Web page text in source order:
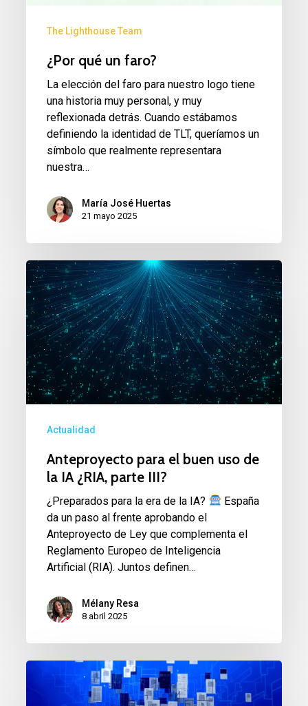
The Lighthouse Team
¿Por qué un faro?
La elección del faro para nuestro logo tiene
una historia muy personal, y muy
reflexionada detrás. Cuando estábamos
definiendo la identidad de TLT, queríamos un
símbolo que realmente representara
nuestra…
María José Huertas
21 mayo 2025
Anteproyecto
para
el
buen
uso
de
la
parte
Actualidad
Anteproyecto para el buen uso de
la IA ¿RIA, parte III?
¿Preparados para la era de la IA?
España
da un paso al frente aprobando el
Anteproyecto de Ley que complementa el
Reglamento Europeo de Inteligencia
Artificial (RIA). Juntos definen…
Mélany Resa
8 abril 2025
REGLAMENTO